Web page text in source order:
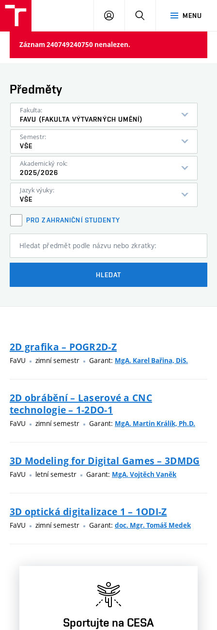
MENU
PŘIHLÁSIT
Záznam 240749240750 nenalezen.
Předměty
Fakulta:
FAVU (FAKULTA VÝTVARNÝCH UMĚNÍ)
Semestr:
VŠE
Akademický rok:
2025/2026
Jazyk výuky:
VŠE
PRO ZAHRANIČNÍ STUDENTY
Hledat předmět podle názvu nebo zkratky:
HLEDAT
2D grafika – POGR2D-Z
FaVU zimní semestr Garant: MgA. Karel Bařina, DiS.
2D obrábění – Laserové a CNC
technologie – 1-2DO-1
FaVU zimní semestr Garant: MgA. Martin Králík, Ph.D.
3D Modeling for Digital Games – 3DMDG
FaVU letní semestr Garant: MgA. Vojtěch Vaněk
3D optická digitalizace 1 – 1ODI-Z
FaVU zimní semestr Garant: doc. Mgr. Tomáš Medek
Sportujte na CESA